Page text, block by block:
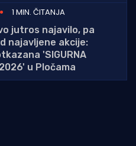
1 MIN. ČITANJA
jutros najavilo, pa
najavljene akcije:
'SIGURNA
u Pločama